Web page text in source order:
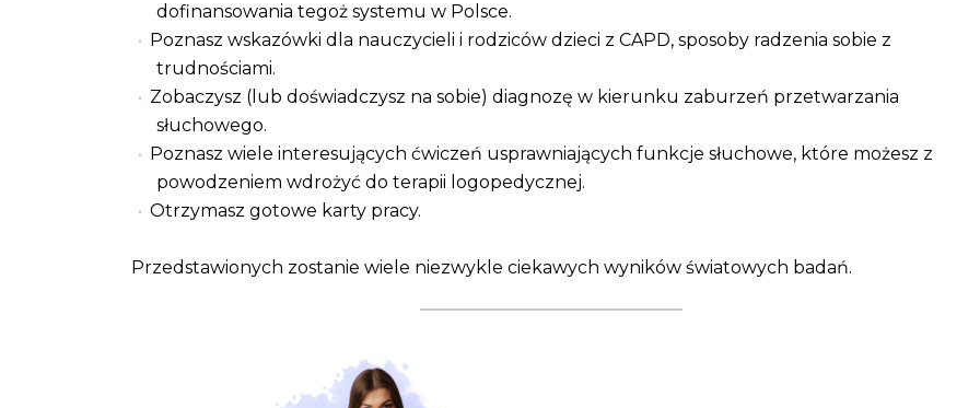
dofinansowania tegoż systemu w Polsce.
Poznasz wskazówki dla nauczycieli i rodziców dzieci z CAPD, sposoby radzenia sobie z
trudnościami.
Zobaczysz (lub doświadczysz na sobie) diagnozę w kierunku zaburzeń przetwarzania
słuchowego.
Poznasz wiele interesujących ćwiczeń usprawniających funkcje słuchowe, które możesz z
powodzeniem wdrożyć do terapii logopedycznej.
Otrzymasz gotowe karty pracy.
Przedstawionych zostanie wiele niezwykle ciekawych wyników światowych badań.